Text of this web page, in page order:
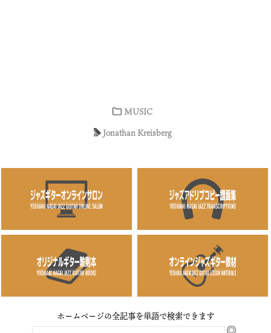
MUSIC
Jonathan Kreisberg
ホームページの全記事を単語で検索できます